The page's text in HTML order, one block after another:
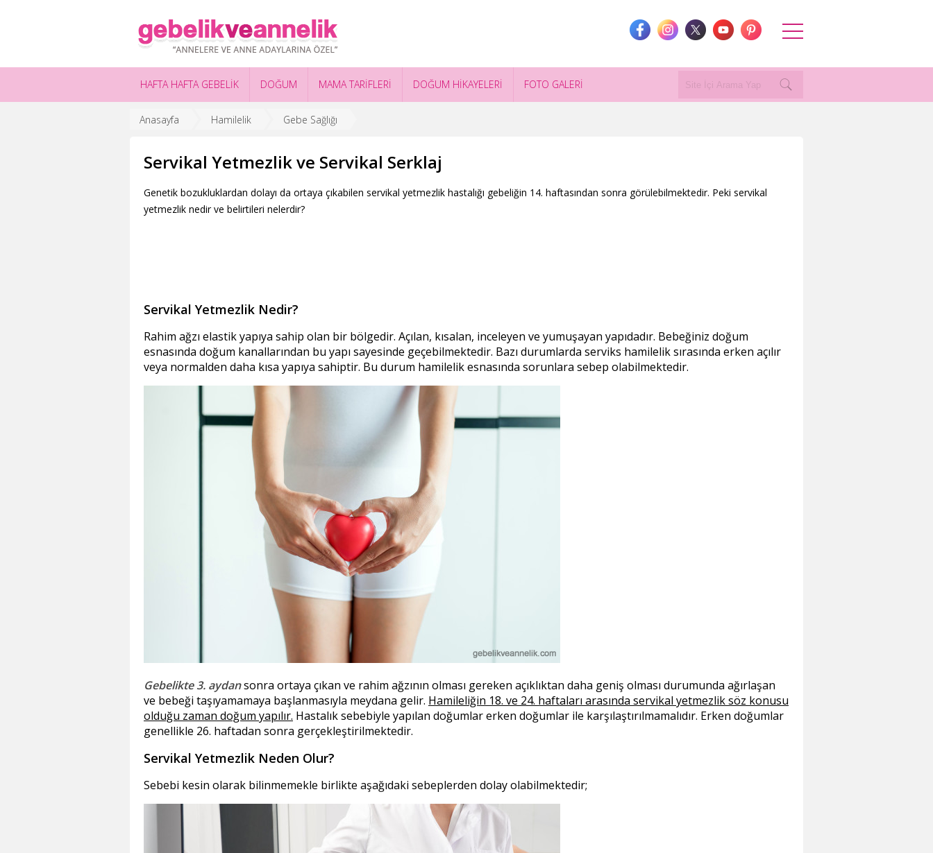
HAFTA HAFTA GEBELİK DOĞUM MAMA TARİFLERİ DOĞUM HİKAYELERİ FOTO GALERİ
Anasayfa Hamilelik Gebe Sağlığı
Servikal Yetmezlik ve Servikal Serklaj
Genetik bozukluklardan dolayı da ortaya çıkabilen servikal yetmezlik hastalığı gebeliğin 14. haftasından sonra görülebilmektedir. Peki servikal
yetmezlik nedir ve belirtileri nelerdir?
Servikal Yetmezlik Nedir?
Rahim ağzı elastik yapıya sahip olan bir bölgedir. Açılan, kısalan, inceleyen ve yumuşayan yapıdadır. Bebeğiniz doğum
esnasında doğum kanallarından bu yapı sayesinde geçebilmektedir. Bazı durumlarda serviks hamilelik sırasında erken açılır
veya normalden daha kısa yapıya sahiptir. Bu durum hamilelik esnasında sorunlara sebep olabilmektedir.
Gebelikte 3. aydansonra ortaya çıkan ve rahim ağzının olması gereken açıklıktan daha geniş olması durumunda ağırlaşan
ve bebeği taşıyamamaya başlanmasıyla meydana gelir. Hamileliğin 18. ve 24. haftaları arasında servikal yetmezlik söz konusu
olduğu zaman doğum yapılır. Hastalık sebebiyle yapılan doğumlar erken doğumlar ile karşılaştırılmamalıdır. Erken doğumlar
genellikle 26. haftadan sonra gerçekleştirilmektedir.
Servikal Yetmezlik Neden Olur?
Sebebi kesin olarak bilinmemekle birlikte aşağıdaki sebeplerden dolay olabilmektedir;